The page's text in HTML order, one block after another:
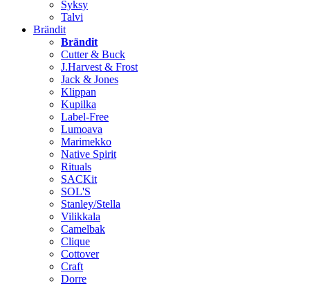
Syksy
Talvi
Brändit
Brändit
Cutter & Buck
J.Harvest & Frost
Jack & Jones
Klippan
Kupilka
Label-Free
Lumoava
Marimekko
Native Spirit
Rituals
SACKit
SOL'S
Stanley/Stella
Vilikkala
Camelbak
Clique
Cottover
Craft
Dorre